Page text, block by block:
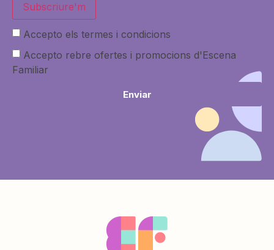
Subscriure'm
Accepto els termes i condicions
Accepto rebre ofertes i promocions d'Escena
Familiar
Enviar